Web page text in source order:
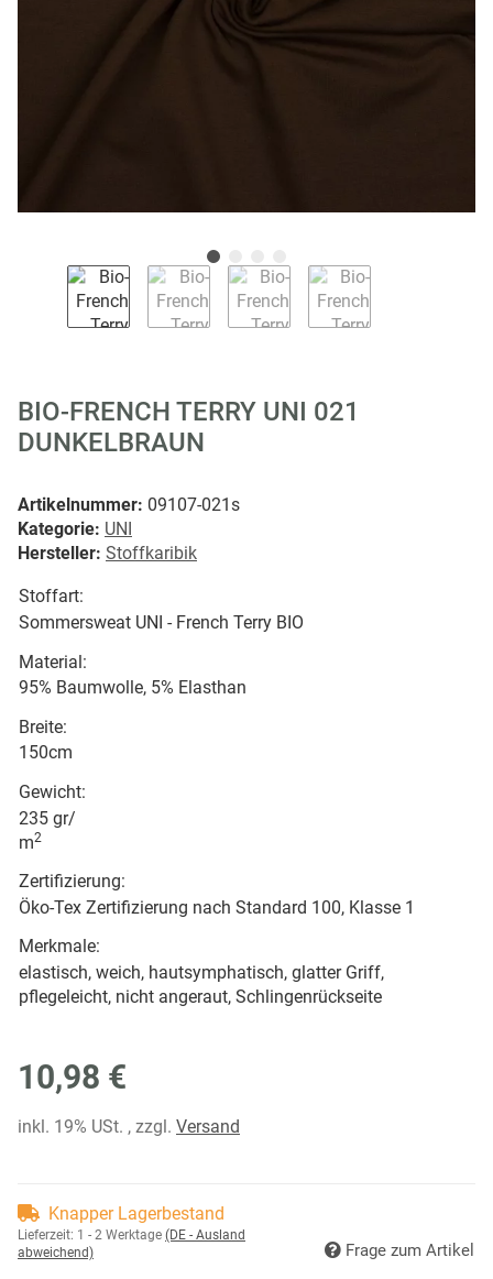
BIO-FRENCH TERRY UNI 021
DUNKELBRAUN
Artikelnummer: 09107-021s
Kategorie: UNI
Hersteller: Stoffkaribik
Stoffart:
Sommersweat UNI - French Terry BIO
Material:
95% Baumwolle, 5% Elasthan
Breite:
150cm
Gewicht:
235 gr/
m2
Zertifizierung:
Öko-Tex Zertifizierung nach Standard 100, Klasse 1
Merkmale:
elastisch, weich, hautsymphatisch, glatter Griff,
pflegeleicht, nicht angeraut, Schlingenrückseite
10,98 €
inkl. 19% USt. , zzgl. Versand
Knapper Lagerbestand
Lieferzeit: 1 - 2 Werktage (DE - Ausland
abweichend)
Frage zum Artikel